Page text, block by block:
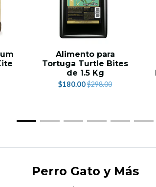
Alimento para
Tortuga Turtle Bites
de 1.5 Kg
$180.00$298.00
Perro Gato y Más